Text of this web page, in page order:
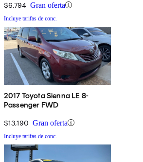
$6,794 Gran oferta
Incluye tarifas de conc.
2017 Toyota Sienna LE 8-
Passenger FWD
$13,190 Gran oferta
Incluye tarifas de conc.